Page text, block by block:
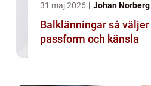
31 maj 2026 Johan Norberg
Balklänningar så väljer du rätt stil,
passform och känsla